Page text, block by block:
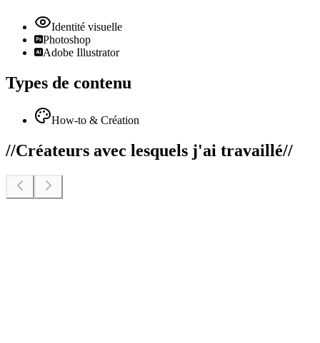
Identité visuelle
Photoshop
Adobe Illustrator
Types de contenu
How-to & Création
//Créateurs avec lesquels j'ai travaillé//